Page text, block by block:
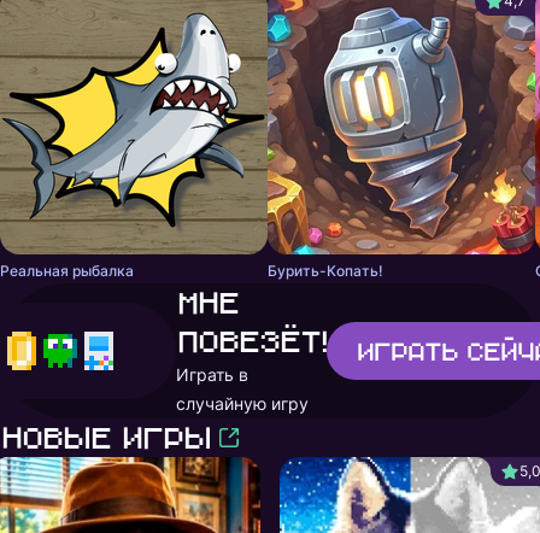
Реальная рыбалка Бурить-Копать!
Мне
повезёт!
Играть в
случайную игру
Играть
Новые игры
5,0